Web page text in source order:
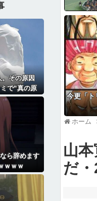
今更「ト
ホーム
山
だ
その原因
で“真の原
ら辞めます
ｗｗｗ